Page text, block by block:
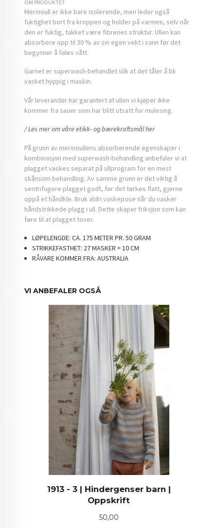
OM PRODUKTET
Merinoull er ikke bare isolerende, men leder også
fuktighet bort fra kroppen og holder på varmen, selv når
den er fuktig, takket være fibrenes struktur. Ullen kan
absorbere opp til 30 % av sin egen vekt i vann før det
begynner å føles vått.
Garnet er superwash-behandlet slik at det tåler å bli
vasket hyppig i maskin.
Vår leverandør har garantert at ullen vi kjøper ikke
kommer fra sauer som har blitt utsatt for mulesing.
/ Les mer om våre etikk- og bærekraftsmål her
På grunn av merinoullens absorberende egenskaper i
kombinasjon med superwash-behandling anbefaler vi at
plagget vaskes separat på ullprogram for en mest
skånsom behandling. Av samme grunn er det viktig å
sentrifugere plagget godt, før det tørkes flatt, gjerne
oppå et håndkle. Bruk aldri vaskepose når du vasker
håndstrikkede plagg i ull. Dette skaper friksjon som kan
føre til at plagget tover.
LØPELENGDE: CA. 175 METER PR. 50 GRAM
STRIKKEFASTHET: 27 MASKER = 10 CM
RÅVARE KOMMER FRA: AUSTRALIA
VI ANBEFALER OGSÅ
1913 - 3 | Hindergenser barn |
Oppskrift
Pris
50,00